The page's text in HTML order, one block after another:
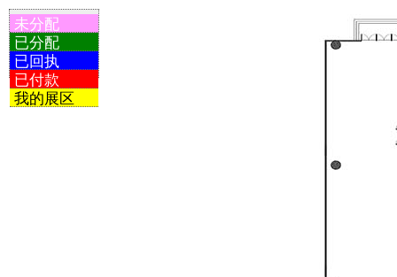
未分配
已分配
已回执
已付款
我的展区